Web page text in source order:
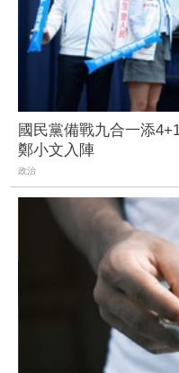
國民黨備戰九合一添
鄭小文入陣
政治